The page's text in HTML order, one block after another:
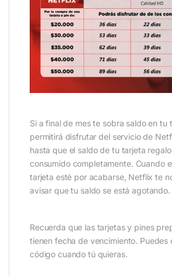
Si a final de mes te sobra saldo en tu
permitirá disfrutar del servicio de
hasta que el saldo de tu tarjeta
consumido completamente. Cuando
tarjeta esté por acabarse, Netflix te
avisar que tu saldo se está agotando.
Recuerda que las tarjetas y pines
tienen fecha de vencimiento. Puedes
código cuando tú quieras.